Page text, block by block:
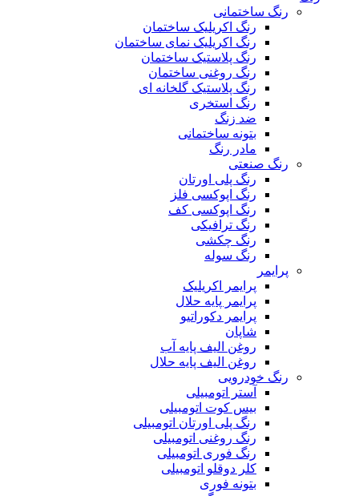
رنگ ساختمانی
رنگ اکریلیک ساختمان
رنگ اکریلیک نمای ساختمان
رنگ پلاستیک ساختمان
رنگ روغنی ساختمان
رنگ پلاستیک گلخانه ای
رنگ استخری
ضد زنگ
بتونه ساختمانی
مادر رنگ
رنگ صنعتی
رنگ پلی اورتان
رنگ اپوکسی فلز
رنگ اپوکسی کف
رنگ ترافیکی
رنگ چکشی
رنگ سوله
پرایمر
پرایمر اکریلیک
پرایمر پایه حلال
پرایمر دکوراتیو
شاپان
روغن الیف پایه آب
روغن الیف پایه حلال
رنگ خودرویی
آستر اتومبیلی
بیس کوت اتومبیلی
رنگ پلی اورتان اتومبیلی
رنگ روغنی اتومبیلی
رنگ فوری اتومبیلی
کلر دوقلو اتومبیلی
بتونه فوری